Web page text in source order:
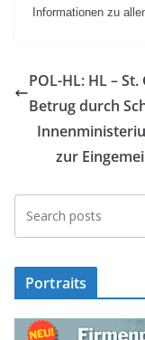
Informationen zu
POL-HL: HL –
Betrug durch
zur
Portraits